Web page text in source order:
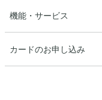
機能・サービス
カードのお申し込み